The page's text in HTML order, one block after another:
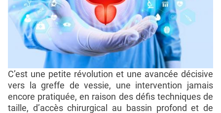
C’est une petite révolution et une avancée décisive
vers la greffe de vessie, une intervention jamais
encore pratiquée, en raison des défis techniques de
taille, d’accès chirurgical au bassin profond et de